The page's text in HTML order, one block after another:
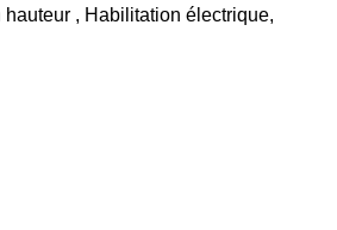
, Habilitation électrique,